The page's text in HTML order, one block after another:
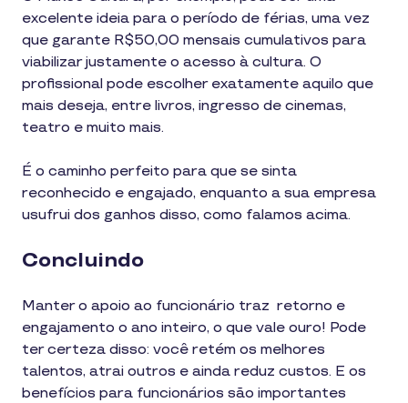
excelente ideia para o período de férias, uma vez
que garante R$50,00 mensais cumulativos para
viabilizar justamente o acesso à cultura. O
profissional pode escolher exatamente aquilo que
mais deseja, entre livros, ingresso de cinemas,
teatro e muito mais.
É o caminho perfeito para que se sinta
reconhecido e engajado, enquanto a sua empresa
usufrui dos ganhos disso, como falamos acima.
Concluindo
Manter o apoio ao funcionário traz retorno e
engajamento o ano inteiro, o que vale ouro! Pode
ter certeza disso: você retém os melhores
talentos, atrai outros e ainda reduz custos. E os
benefícios para funcionários são importantes